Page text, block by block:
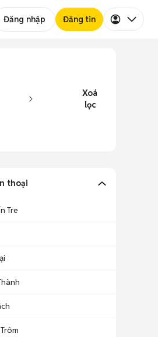
Đăng nhập Đăng tin
Xoá
lọc
thoại
Tre